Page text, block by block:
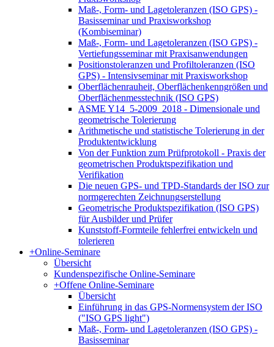
Maß-, Form- und Lagetoleranzen (ISO GPS) -
Basisseminar und Praxisworkshop
(Kombiseminar)
Maß-, Form- und Lagetoleranzen (ISO GPS) -
Vertiefungsseminar mit Praxisanwendungen
Positionstoleranzen und Profiltoleranzen (ISO
GPS) - Intensivseminar mit Praxisworkshop
Oberflächenrauheit, Oberflächenkenngrößen und
Oberflächenmesstechnik (ISO GPS)
ASME Y14_5-2009_2018 - Dimensionale und
geometrische Tolerierung
Arithmetische und statistische Tolerierung in der
Produktentwicklung
Von der Funktion zum Prüfprotokoll - Praxis der
geometrischen Produktspezifikation und
Verifikation
Die neuen GPS- und TPD-Standards der ISO zur
normgerechten Zeichnungserstellung
Geometrische Produktspezifikation (ISO GPS)
für Ausbilder und Prüfer
Kunststoff-Formteile fehlerfrei entwickeln und
tolerieren
+Online-Seminare
Übersicht
Kundenspezifische Online-Seminare
+Offene Online-Seminare
Übersicht
Einführung in das GPS-Normensystem der ISO
("ISO GPS light")
Maß-, Form- und Lagetoleranzen (ISO GPS) -
Basisseminar